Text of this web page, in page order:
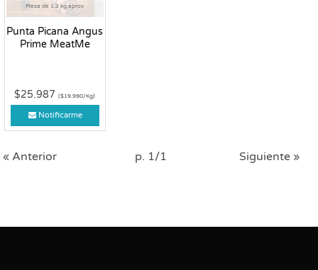
Pieza de 1.3 kg aprox
Punta Picana Angus
Prime MeatMe
$25.987($19.990/Kg)
Notificarme
« Anterior p. 1/1 Siguiente »